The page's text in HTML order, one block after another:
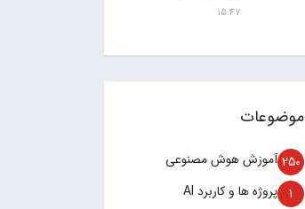
15:47
موضوعات
آموزش هوش مصنوعی 250
پروژه ها و کاربرد AI 1